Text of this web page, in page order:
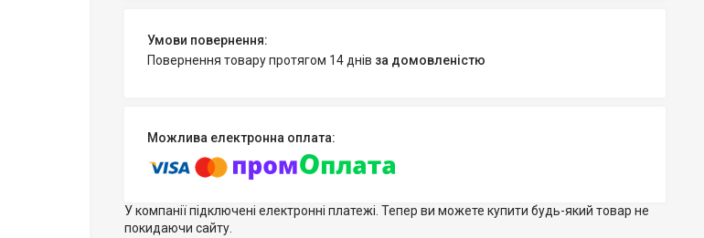
повернення товару протягом 14 днів за домовленістю
У компанії підключені електронні платежі. Тепер ви можете купити будь-який товар не
покидаючи сайту.